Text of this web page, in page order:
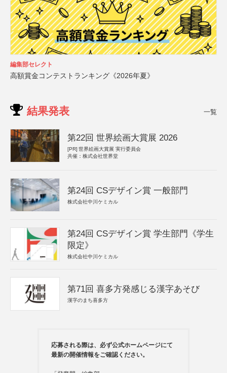
編集部セレクト
高額賞金コンテストランキング《2026年夏》
結果発表 一覧
第22回 世界絵画大賞展 2026
[PR] 世界絵画大賞展 実行委員会
共催：株式会社世界堂
第24回 CSデザイン賞 一般部門
株式会社中川ケミカル
第24回 CSデザイン賞 学生部門《学生
限定》
株式会社中川ケミカル
第71回 喜多方発感じる漢字あそび
漢字のまち喜多方
応募される際は、必ず公式ホームページにて
最新の開催情報をご確認ください。